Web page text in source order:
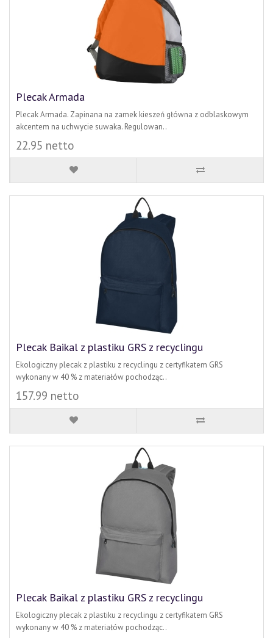
Plecak Armada
Plecak Armada. Zapinana na zamek kieszeń główna z odblaskowym
akcentem na uchwycie suwaka. Regulowan..
22.95 netto
Plecak Baikal z plastiku GRS z recyclingu
Ekologiczny plecak z plastiku z recyclingu z certyfikatem GRS
wykonany w 40 % z materiałów pochodząc..
157.99 netto
Plecak Baikal z plastiku GRS z recyclingu
Ekologiczny plecak z plastiku z recyclingu z certyfikatem GRS
wykonany w 40 % z materiałów pochodząc..